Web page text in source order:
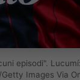
episodi".
Images Via